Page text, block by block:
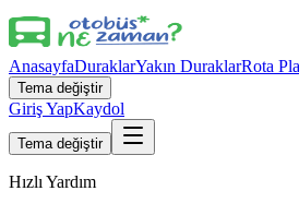
AnasayfaDuraklarYakın DuraklarRota
Tema değiştir
Giriş YapKaydol
Tema değiştir
Hızlı Yardım